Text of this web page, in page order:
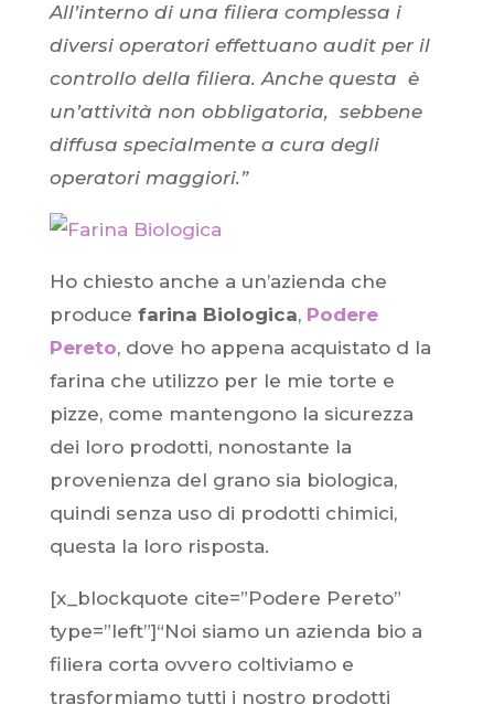
All’interno di una filiera complessa i
diversi operatori effettuano audit per il
controllo della filiera. Anche questa è
un’attività non obbligatoria, sebbene
diffusa specialmente a cura degli
operatori maggiori.”
Ho chiesto anche a un’azienda che
produce farina Biologica, Podere
Pereto, dove ho appena acquistato d la
farina che utilizzo per le mie torte e
pizze, come mantengono la sicurezza
dei loro prodotti, nonostante la
provenienza del grano sia biologica,
quindi senza uso di prodotti chimici,
questa la loro risposta.
[x_blockquote cite=”Podere Pereto”
type=”left”]“Noi siamo un azienda bio a
filiera corta ovvero coltiviamo e
trasformiamo tutti i nostro prodotti